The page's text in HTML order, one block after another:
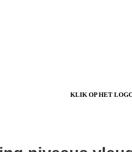
KLIK OP HET